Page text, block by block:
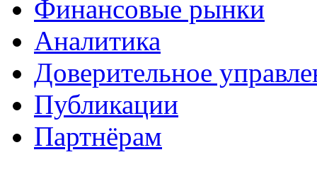
Финансовые рынки
Аналитика
Доверительное
Публикации
Партнёрам